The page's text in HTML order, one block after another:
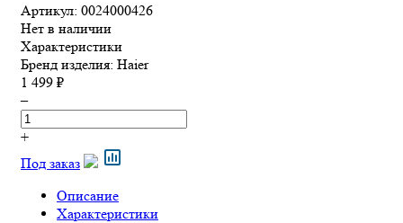
Артикул: 0024000426
Нет в наличии
Характеристики
Бренд изделия: Haier
1 499 ₽
–
+
Под заказ
Описание
Характеристики